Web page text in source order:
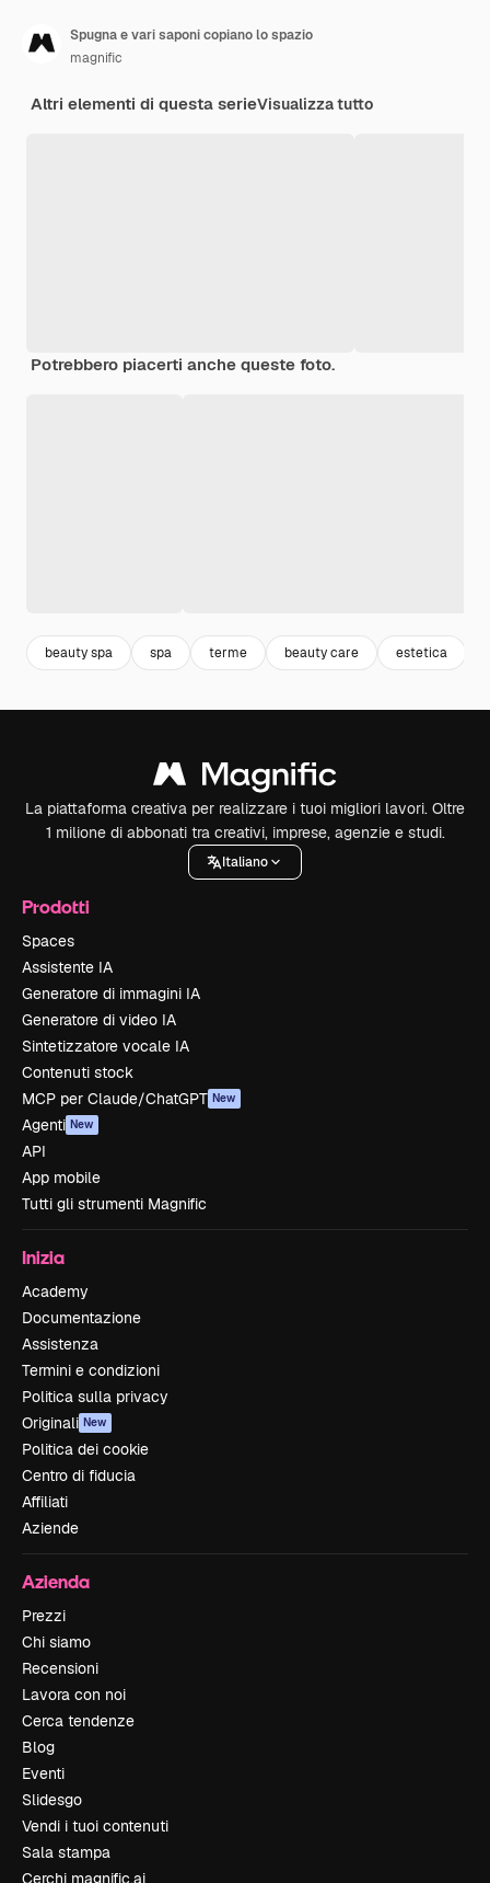
Spugna e vari saponi copiano lo spazio
magnific
Altri elementi di questa serieVisualizza tutto
Potrebbero piacerti anche queste foto.
beauty spa spa terme beauty care estetica
La piattaforma creativa per realizzare i tuoi migliori lavori. Oltre
1 milione di abbonati tra creativi, imprese, agenzie e studi.
Italiano
Prodotti
Spaces
Assistente IA
Generatore di immagini IA
Generatore di video IA
Sintetizzatore vocale IA
Contenuti stock
MCP per Claude/ChatGPT New
Agenti New
API
App mobile
Tutti gli strumenti Magnific
Inizia
Academy
Documentazione
Assistenza
Termini e condizioni
Politica sulla privacy
Originali New
Politica dei cookie
Centro di fiducia
Affiliati
Aziende
Azienda
Prezzi
Chi siamo
Recensioni
Lavora con noi
Cerca tendenze
Blog
Eventi
Slidesgo
Vendi i tuoi contenuti
Sala stampa
Cerchi magnific.ai